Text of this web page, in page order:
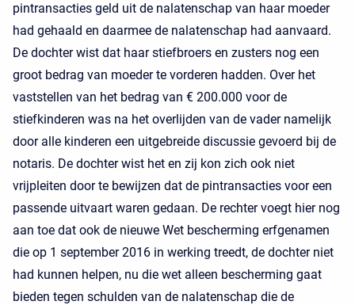
pintransacties geld uit de nalatenschap van haar moeder
had gehaald en daarmee de nalatenschap had aanvaard.
De dochter wist dat haar stiefbroers en zusters nog een
groot bedrag van moeder te vorderen hadden. Over het
vaststellen van het bedrag van € 200.000 voor de
stiefkinderen was na het overlijden van de vader namelijk
door alle kinderen een uitgebreide discussie gevoerd bij de
notaris. De dochter wist het en zij kon zich ook niet
vrijpleiten door te bewijzen dat de pintransacties voor een
passende uitvaart waren gedaan. De rechter voegt hier nog
aan toe dat ook de nieuwe Wet bescherming erfgenamen
die op 1 september 2016 in werking treedt, de dochter niet
had kunnen helpen, nu die wet alleen bescherming gaat
bieden tegen schulden van de nalatenschap die de